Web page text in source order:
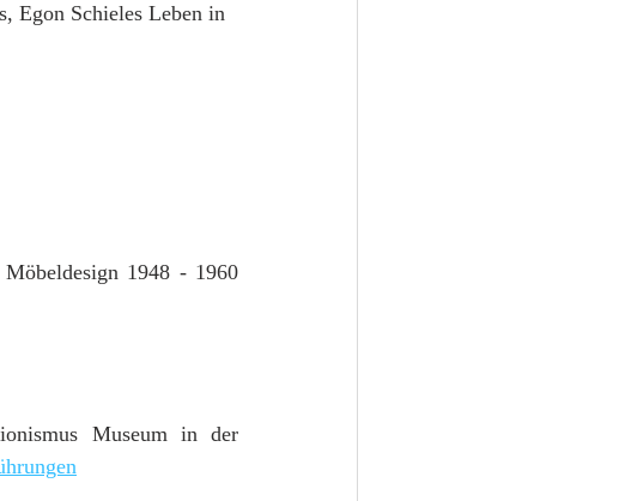
Egon Schieles Leben in
1948 - 1960
Museum in der